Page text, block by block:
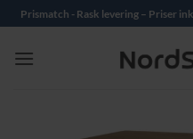
Skip
to
content
Prismatch - Rask levering – Priser